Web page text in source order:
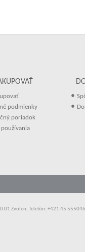
podmienky
poriadok
používania
•
•
01 Zvolen, Telefón: +421 45